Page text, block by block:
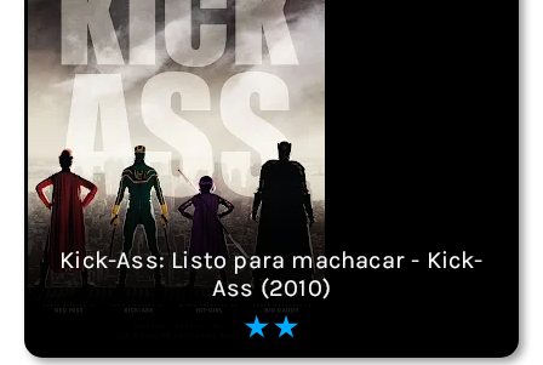
Kick-Ass: Listo para machacar - Kick-
Ass (2010)